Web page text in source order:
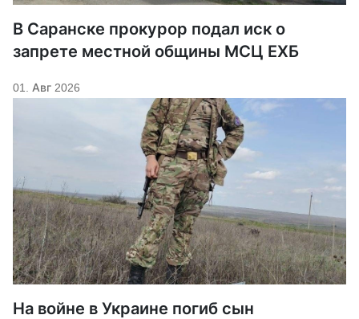
В Саранске прокурор подал иск о
запрете местной общины МСЦ ЕХБ
01. Авг 2026
На войне в Украине погиб сын